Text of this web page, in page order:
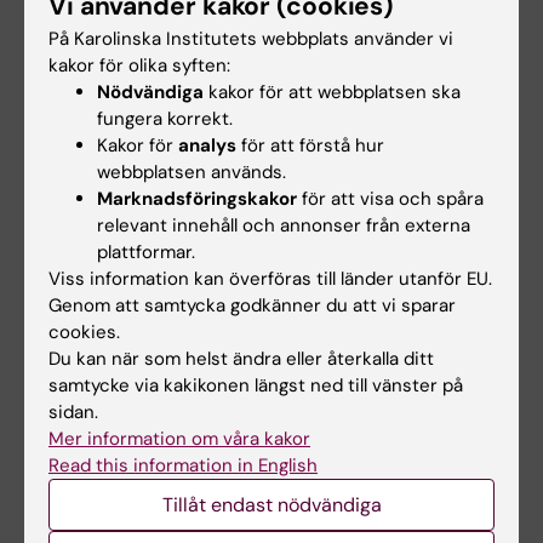
praktiktillfällen på den kurs du går ska det
framgå av kursplanen.
Om du anmäler dig till ett prov, men inte
deltar, räknas det inte som provtillfälle. Du
behöver inte ha deltagit i den ordinarie
tentamen för att få delta i omtentamen. Om
du påbörjar en skriftlig examination digitalt
eller på en examination i tentasal och lämnar
in blank skrivning räknas det som ett
provtillfälle.
Beslut om ytterligare examinationstillfälle
fattas av kursens examinator.
Antal gånger kurs får genomgås
På Karolinska Institutets webbplats använder vi
kakor för olika syften:
Nödvändiga kakor för att webbplatsen ska
fungera korrekt.
Kakor för analys för att förstå hur
webbplatsen används.
Marknadsföringskakor för att visa och spåra
relevant innehåll och annonser från externa
plattformar.
Viss information kan överföras till länder utanför EU.
Genom att samtycka godkänner du att vi sparar
cookies.
Du kan när som helst ändra eller återkalla ditt
samtycke via kakikonen längst ned till vänster på
sidan.
Mer information om våra kakor
Read this information in English
Tillåt endast nödvändiga